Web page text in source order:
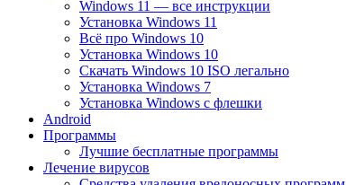
Windows 11 — все инструкции
Установка Windows 11
Всё про Windows 10
Установка Windows 10
Скачать Windows 10 ISO легально
Установка Windows 7
Установка Windows с флешки
Android
Программы
Лучшие бесплатные программы
Лечение вирусов